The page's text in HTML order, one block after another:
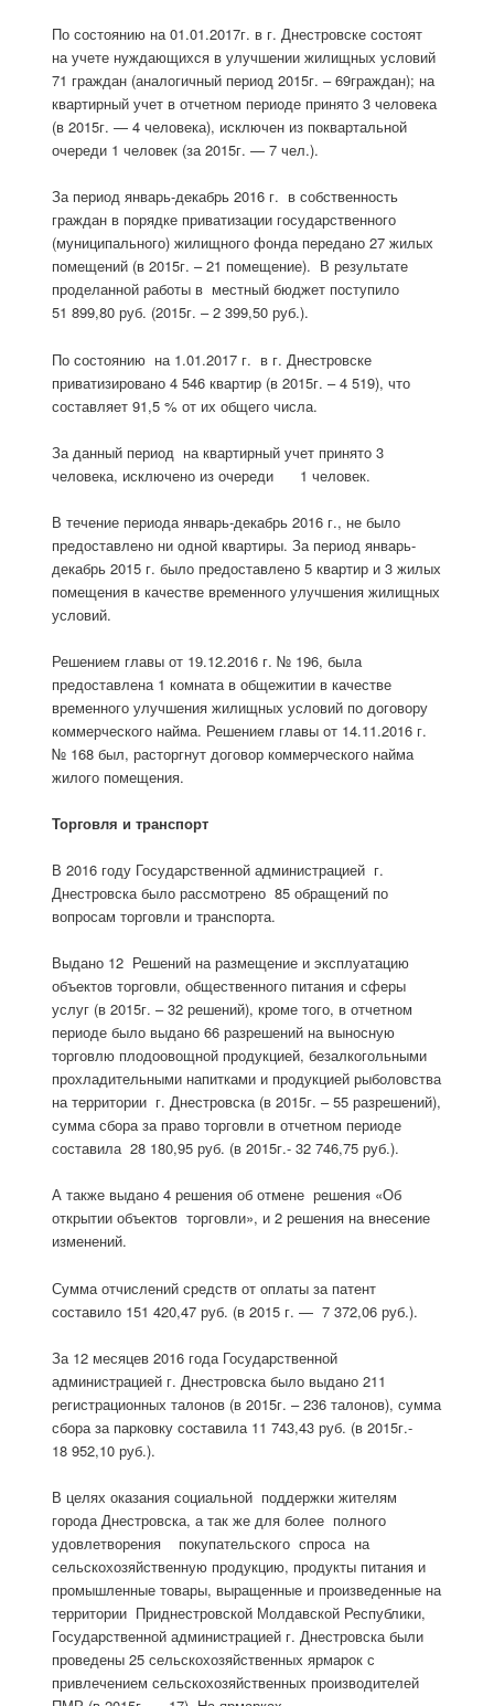
По состоянию на 01.01.2017г. в г. Днестровске состоят
на учете нуждающихся в улучшении жилищных условий
71 граждан (аналогичный период 2015г. – 69граждан); на
квартирный учет в отчетном периоде принято 3 человека
(в 2015г. — 4 человека), исключен из поквартальной
очереди 1 человек (за 2015г. — 7 чел.).
За период январь-декабрь 2016 г. в собственность
граждан в порядке приватизации государственного
(муниципального) жилищного фонда передано 27 жилых
помещений (в 2015г. – 21 помещение). В результате
проделанной работы в местный бюджет поступило
51 899,80 руб. (2015г. – 2 399,50 руб.).
По состоянию на 1.01.2017 г. в г. Днестровске
приватизировано 4 546 квартир (в 2015г. – 4 519), что
составляет 91,5 % от их общего числа.
За данный период на квартирный учет принято 3
человека, исключено из очереди 1 человек.
В течение периода январь-декабрь 2016 г., не было
предоставлено ни одной квартиры. За период январь-
декабрь 2015 г. было предоставлено 5 квартир и 3 жилых
помещения в качестве временного улучшения жилищных
условий.
Решением главы от 19.12.2016 г. № 196, была
предоставлена 1 комната в общежитии в качестве
временного улучшения жилищных условий по договору
коммерческого найма. Решением главы от 14.11.2016 г.
№ 168 был, расторгнут договор коммерческого найма
жилого помещения.
Торговля и транспорт
В 2016 году Государственной администрацией г.
Днестровска было рассмотрено 85 обращений по
вопросам торговли и транспорта.
Выдано 12 Решений на размещение и эксплуатацию
объектов торговли, общественного питания и сферы
услуг (в 2015г. – 32 решений), кроме того, в отчетном
периоде было выдано 66 разрешений на выносную
торговлю плодоовощной продукцией, безалкогольными
прохладительными напитками и продукцией рыболовства
на территории г. Днестровска (в 2015г. – 55 разрешений),
сумма сбора за право торговли в отчетном периоде
составила 28 180,95 руб. (в 2015г.- 32 746,75 руб.).
А также выдано 4 решения об отмене решения «Об
открытии объектов торговли», и 2 решения на внесение
изменений.
Сумма отчислений средств от оплаты за патент
составило 151 420,47 руб. (в 2015 г. — 7 372,06 руб.).
За 12 месяцев 2016 года Государственной
администрацией г. Днестровска было выдано 211
регистрационных талонов (в 2015г. – 236 талонов), сумма
сбора за парковку составила 11 743,43 руб. (в 2015г.-
18 952,10 руб.).
В целях оказания социальной поддержки жителям
города Днестровска, а так же для более полного
удовлетворения покупательского спроса на
сельскохозяйственную продукцию, продукты питания и
промышленные товары, выращенные и произведенные на
территории Приднестровской Молдавской Республики,
Государственной администрацией г. Днестровска были
проведены 25 сельскохозяйственных ярмарок с
привлечением сельскохозяйственных производителей